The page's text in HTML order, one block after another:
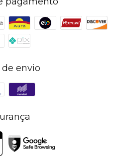
de envio